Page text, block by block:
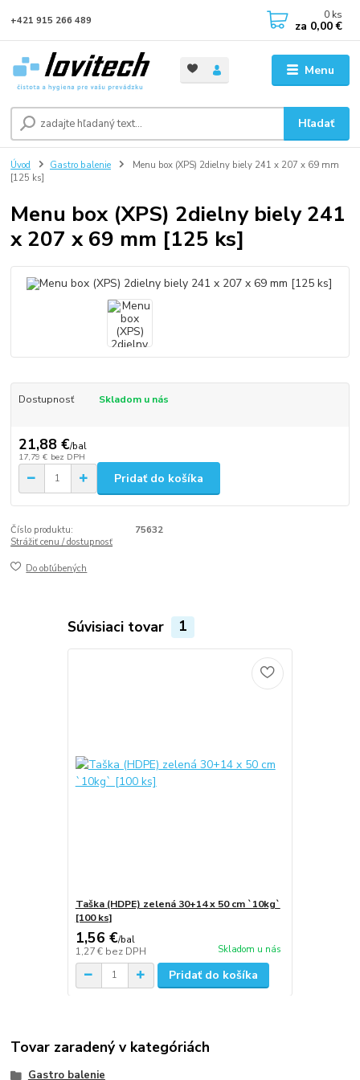
Menu
Hľadať
+421 915 266 489 0 ks
za 0,00 €
Úvod Gastro balenie
Menu box (XPS) 2dielny biely 241 x 207 x 69 mm
[125 ks]
Menu box (XPS) 2dielny biely 241
x 207 x 69 mm [125 ks]
Dostupnosť Skladom u nás
21,88 €/bal
17,79 € bez DPH
Pridať do košíka
Číslo produktu:
75632
Strážiť cenu / dostupnosť
Do obľúbených
Súvisiaci tovar 1
Taška (HDPE) zelená 30+14 x 50 cm `10kg`
[100 ks]
1,56 €/bal
1,27 € bez DPH Skladom u nás
Pridať do košíka
Tovar zaradený v kategóriách
Gastro balenie